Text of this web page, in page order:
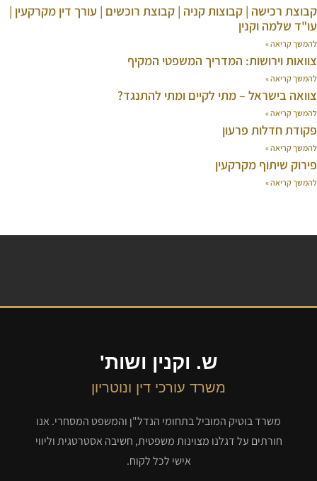
קבוצת רכישה | קבוצות קניה | קבוצת רוכשים | עורך דין מקרקעין |
עו"ד שלמה וקנין
להמשך קריאה »
צוואות וירושות: המדריך המשפטי המקיף
להמשך קריאה »
צוואה בישראל – מתי לקיים ומתי להתנגד?
להמשך קריאה »
פקודת חדלות פרעון
להמשך קריאה »
פירוק שיתוף מקרקעין
להמשך קריאה »
ש. וקנין ושות'
משרד עורכי דין ונוטריון
משרד בוטיק המוביל בתחומי הנדל"ן והמשפט המסחרי. אנו
חורתים על דגלנו מצוינות משפטית, חשיבה אסטרטגית וליווי
אישי לכל לקוח.